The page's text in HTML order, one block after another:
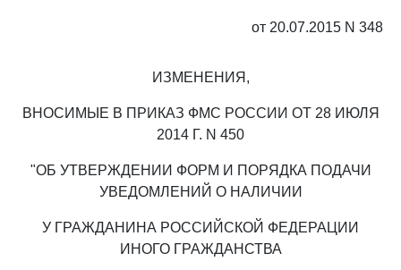
от 20.07.2015 N 348
ИЗМЕНЕНИЯ,
ВНОСИМЫЕ В ПРИКАЗ ФМС РОССИИ ОТ 28 ИЮЛЯ
2014 Г. N 450
"ОБ УТВЕРЖДЕНИИ ФОРМ И ПОРЯДКА ПОДАЧИ
УВЕДОМЛЕНИЙ О НАЛИЧИИ
У ГРАЖДАНИНА РОССИЙСКОЙ ФЕДЕРАЦИИ
ИНОГО ГРАЖДАНСТВА